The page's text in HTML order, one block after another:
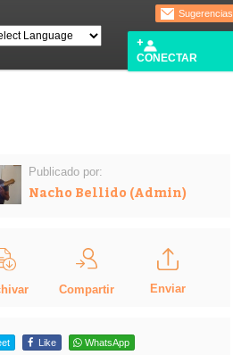
Sugerencias
CONECTAR
Publicado por:
Nacho Bellido (Admin)
Compartir Enviar
Like WhatsApp